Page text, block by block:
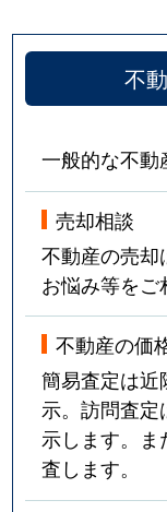
不
一般的な不動
売却相談
不動産の売却
お悩み等をご
不動産の価
簡易査定は近
示。訪問査
示します。
査します。